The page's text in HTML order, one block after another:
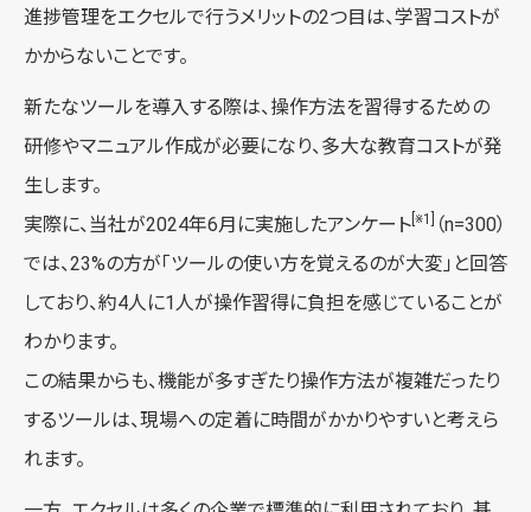
進捗管理をエクセルで行うメリットの2つ目は、学習コストが
かからないことです。
新たなツールを導入する際は、操作方法を習得するための
研修やマニュアル作成が必要になり、多大な教育コストが発
生します。
実際に、当社が2024年6月に実施したアンケート [※1]
（n=300）
では、23%の方が「ツールの使い方を覚えるのが大変」と回答
しており、約4人に1人が操作習得に負担を感じていることが
わかります。
この結果からも、機能が多すぎたり操作方法が複雑だったり
するツールは、現場への定着に時間がかかりやすいと考えら
れます。